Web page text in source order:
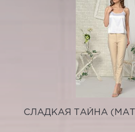
СЛАДКАЯ ТАЙНА